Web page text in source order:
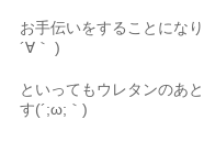
お手伝いをすることにな
´∀｀ )
といってもウレタンのあ
す(´;ω;｀)